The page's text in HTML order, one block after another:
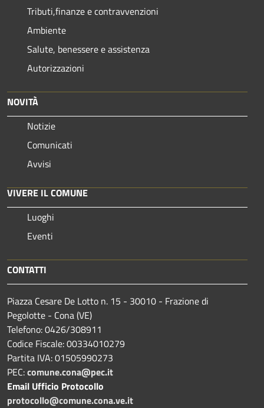
Tributi,finanze e contravvenzioni
Ambiente
Salute, benessere e assistenza
Autorizzazioni
NOVITÀ
Notizie
Comunicati
Avvisi
VIVERE IL COMUNE
Luoghi
Eventi
CONTATTI
Piazza Cesare De Lotto n. 15 - 30010 - Frazione di
Pegolotte - Cona (VE)
Telefono: 0426/308911
Codice Fiscale: 00334010279
Partita IVA: 01505990273
PEC:comune.cona@pec.it
Email Ufficio Protocollo
protocollo@comune.cona.ve.it